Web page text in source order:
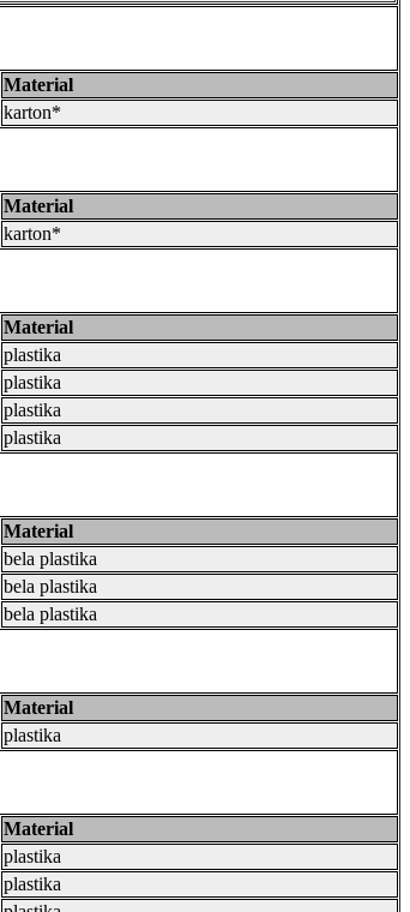
Material
karton*
Material
karton*
Material
plastika
plastika
plastika
plastika
Material
bela plastika
bela plastika
bela plastika
Material
plastika
Material
plastika
plastika